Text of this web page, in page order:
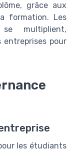
grâce aux
formation. Les
multiplient,
pour
les étudiants